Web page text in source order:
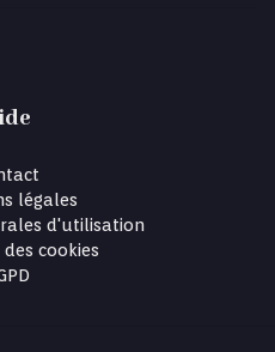
légales
d'utilisation
cookies